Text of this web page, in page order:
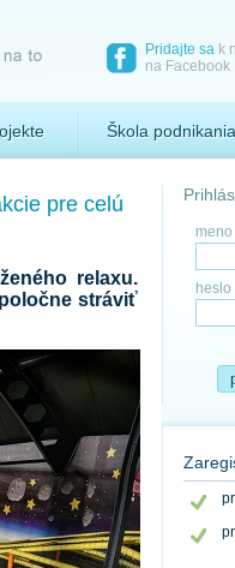
Pridajte sak
na Facebook
Škola podnikania
pre celú
relaxu.
stráviť
meno
heslo